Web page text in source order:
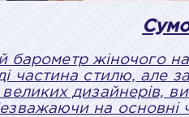
жіночого
частина стилю, але
великих дизайнерів,
на